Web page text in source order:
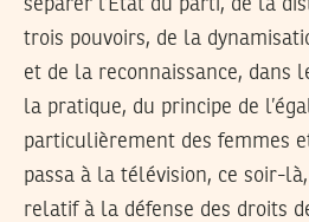
séparer l’Etat du parti, de la
trois pouvoirs, de la
et de la reconnaissance, dans
la pratique, du principe de
particulièrement des femmes
passa à la télévision, ce soir-
relatif à la défense des droits